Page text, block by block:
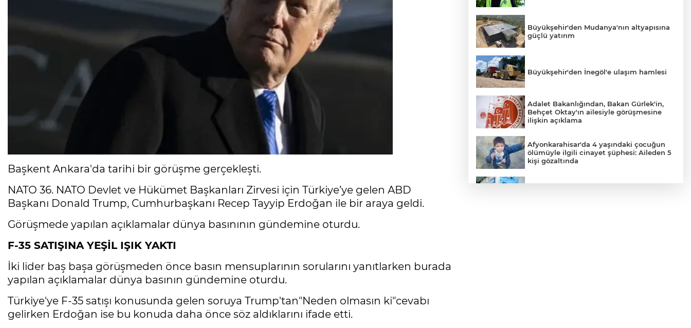
Başkent Ankara'da tarihi bir görüşme gerçekleşti.
NATO 36. NATO Devlet ve Hükümet Başkanları Zirvesi için Türkiye’ye gelen ABD
Başkanı Donald Trump, Cumhurbaşkanı Recep Tayyip Erdoğan ile bir araya geldi.
Görüşmede yapılan açıklamalar dünya basınının gündemine oturdu.
F-35 SATIŞINA YEŞİL IŞIK YAKTI
İki lider baş başa görüşmeden önce basın mensuplarının sorularını yanıtlarken burada
yapılan açıklamalar dünya basının gündemine oturdu.
Türkiye'ye F-35 satışı konusunda gelen soruya Trump'tan"Neden olmasın ki"cevabı
gelirken Erdoğan ise bu konuda daha önce söz aldıklarını ifade etti.
Büyükşehir'den Mudanya'nın altyapısına
güçlü yatırım
Büyükşehir'den İnegöl'e ulaşım hamlesi
Adalet Bakanlığından, Bakan Gürlek'in,
Behçet Oktay'ın ailesiyle görüşmesine
ilişkin açıklama
Afyonkarahisar'da 4 yaşındaki çocuğun
ölümüyle ilgili cinayet şüphesi: Aileden 5
kişi gözaltında